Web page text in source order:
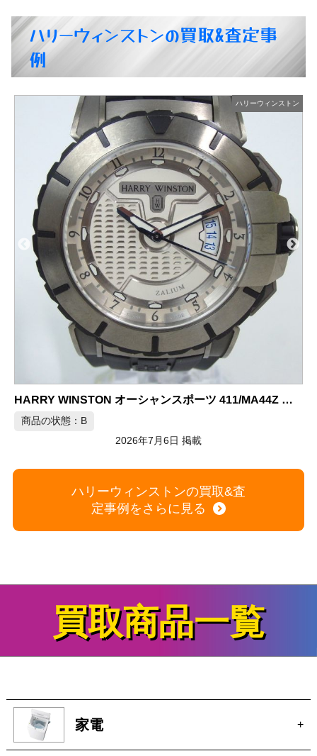
ハリーウィンストンの買取&査定事
例
ハリーウィンストン
HARRY WINSTON オーシャンスポーツ 411/MA44Z 自動巻き腕時計
：B
2026年7月6日 掲載
ハリーウィンストンの買取&査
定事例をさらに見る
買取商品一覧
家電 +